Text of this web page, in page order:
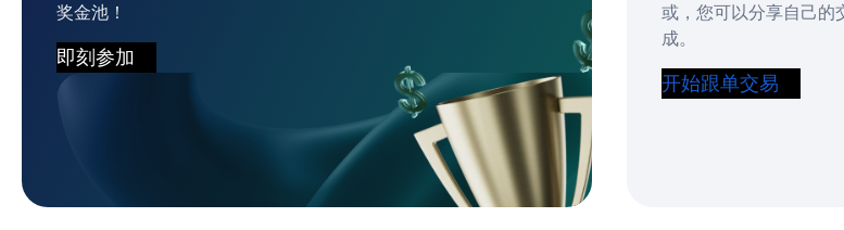
奖金池！
即刻参加
或，您可以分享自己的
成。
开始跟单交易